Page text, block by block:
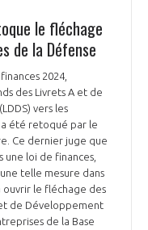
le fléchage
de la Défense
2024,
des Livrets A et de
vers les
été retoqué par le
Ce dernier juge que
une loi de finances,
telle mesure dans
ouvrir le fléchage des
de Développement
de la Base